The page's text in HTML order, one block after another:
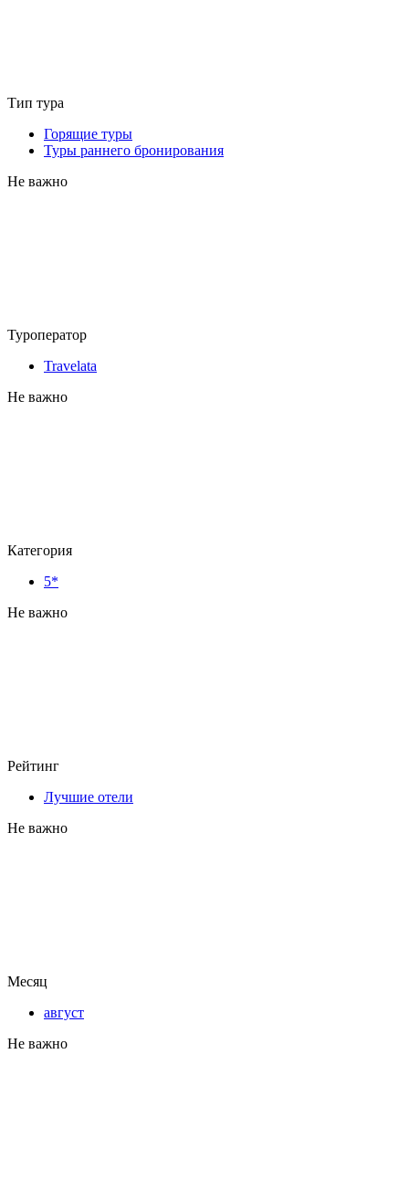
Тип тура
Горящие туры
Туры раннего бронирования
Не важно
Туроператор
Travelata
Не важно
Категория
5*
Не важно
Рейтинг
Лучшие отели
Не важно
Месяц
август
Не важно